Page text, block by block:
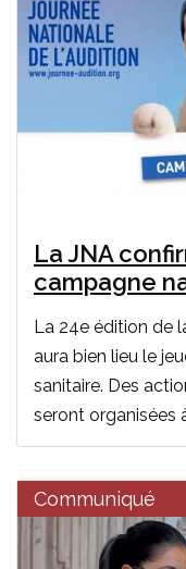
La JNA
campagne
La 24e édition de
aura bien lieu le
sanitaire. Des
seront organisées
Communiqué